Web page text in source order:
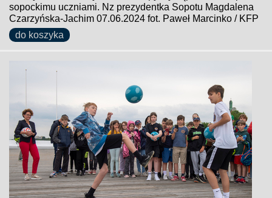
sopockimu uczniami. Nz prezydentka Sopotu Magdalena
Czarzyńska-Jachim 07.06.2024 fot. Paweł Marcinko / KFP
do koszyka